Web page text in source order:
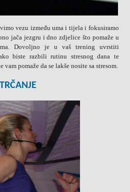
vezu između uma i tijela i fokusiramo
jača jezgru i dno zdjelice što pomaže u
Dovoljno je u vaš trening uvrstiti
biste razbili rutinu stresnog dana te
pomaže da se lakše nosite sa stresom.
TRČANJE